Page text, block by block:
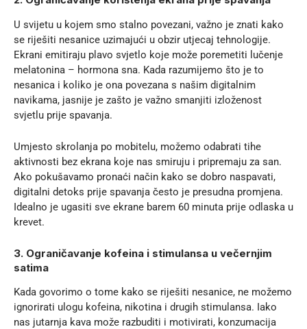
U svijetu u kojem smo stalno povezani, važno je znati kako
se riješiti nesanice uzimajući u obzir utjecaj tehnologije.
Ekrani emitiraju plavo svjetlo koje može poremetiti lučenje
melatonina – hormona sna. Kada razumijemo što je to
nesanica i koliko je ona povezana s našim digitalnim
navikama, jasnije je zašto je važno smanjiti izloženost
svjetlu prije spavanja.
Umjesto skrolanja po mobitelu, možemo odabrati tihe
aktivnosti bez ekrana koje nas smiruju i pripremaju za san.
Ako pokušavamo pronaći način kako se dobro naspavati,
digitalni detoks prije spavanja često je presudna promjena.
Idealno je ugasiti sve ekrane barem 60 minuta prije odlaska u
krevet.
3. Ograničavanje kofeina i stimulansa u večernjim
satima
Kada govorimo o tome kako se riješiti nesanice, ne možemo
ignorirati ulogu kofeina, nikotina i drugih stimulansa. Iako
nas jutarnja kava može razbuditi i motivirati, konzumacija